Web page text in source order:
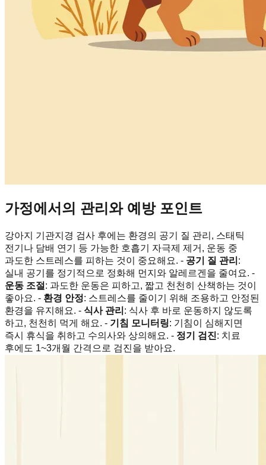
가정에서의 관리와 예방 포인트
강아지 기관지경 검사 후에는 환경의 공기 질 관리, 스태틱
전기나 담배 연기 등 가능한 호흡기 자극제 제거, 운동 중
과도한 스트레스를 피하는 것이 중요해요. - 공기 질 관리 :
실내 공기를 정기적으로 정화해 먼지와 알레르겐을 줄여요. -
운동 조절 : 과도한 운동은 피하고, 짧고 천천히 산책하는 것이
좋아요. - 환경 안정: 스트레스를 줄이기 위해 조용하고 안정된
환경을 유지해요. - 식사 관리 : 식사 후 바로 운동하지 않도록
하고, 천천히 먹게 해요. - 기침 모니터링: 기침이 심해지면
즉시 휴식을 취하고 수의사와 상의해요. - 정기 검진: 치료
후에도 1~3개월 간격으로 검진을 받아요.